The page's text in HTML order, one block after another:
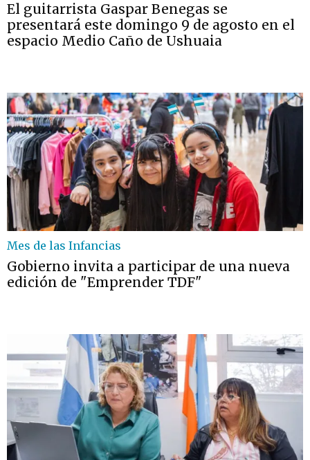
El guitarrista Gaspar Benegas se
presentará este domingo 9 de agosto en el
espacio Medio Caño de Ushuaia
Mes de las Infancias
Gobierno invita a participar de una nueva
edición de "Emprender TDF"